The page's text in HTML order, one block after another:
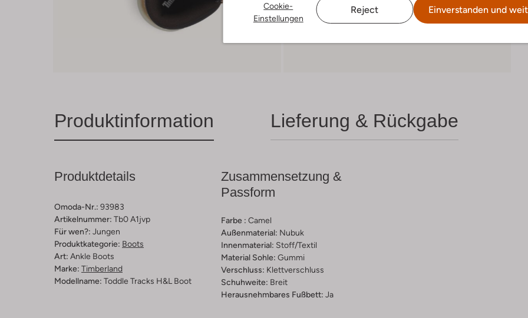
Cookie-
Einstellungen
Reject Einverstanden und
Produktinformation Lieferung & Rückgabe
Produktdetails
Omoda-Nr.: 93983
Artikelnummer: Tb0 A1jvp
Für wen?: Jungen
Produktkategorie: Boots
Art: Ankle Boots
Marke: Timberland
Modellname: Toddle Tracks H&l Boot
Zusammensetzung &
Passform
Farbe : Camel
Außenmaterial: Nubuk
Innenmaterial: Stoff/textil
Material Sohle: Gummi
Verschluss: Klettverschluss
Schuhweite: Breit
Herausnehmbares Fußbett: Ja